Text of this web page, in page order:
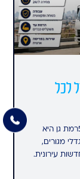
לכל
Last updated on אוגוסט 5th, 2026 at 02:18 pmרמת גן היא
מגורים,
עירונית.